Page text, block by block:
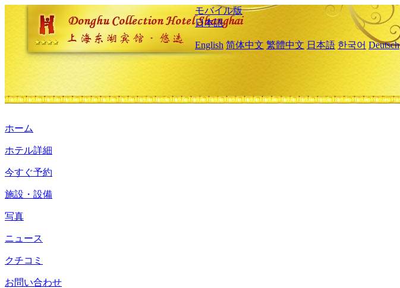
モバイル版
日本語
English 简体中文 繁體中文 日本語 한국어 Deutsch
ホーム
ホテル詳細
今すぐ予約
施設・設備
写真
ニュース
クチコミ
お問い合わせ